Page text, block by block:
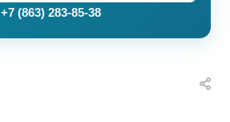
+7 (863) 283-85-38